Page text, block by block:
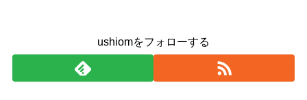
ushiomをフォローする